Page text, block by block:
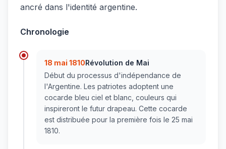
ancré dans l'identité argentine.
Chronologie
18 mai 1810Révolution de Mai
Début du processus d'indépendance de
l'Argentine. Les patriotes adoptent une
cocarde bleu ciel et blanc, couleurs qui
inspireront le futur drapeau. Cette cocarde
est distribuée pour la première fois le 25 mai
1810.